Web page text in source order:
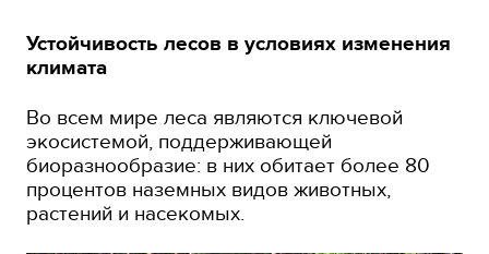
Устойчивость лесов в условиях изменения
климата
Во всем мире леса являются ключевой
экосистемой, поддерживающей
биоразнообразие: в них обитает более 80
процентов наземных видов животных,
растений и насекомых.